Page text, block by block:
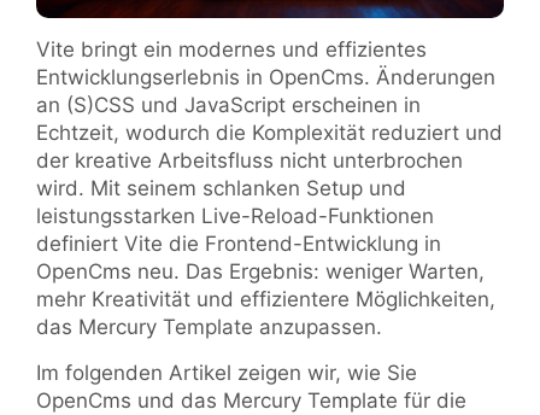
Vite bringt ein modernes und effizientes
Entwicklungserlebnis in OpenCms. Änderungen
an (S)CSS und JavaScript erscheinen in
Echtzeit, wodurch die Komplexität reduziert und
der kreative Arbeitsfluss nicht unterbrochen
wird. Mit seinem schlanken Setup und
leistungsstarken Live-Reload-Funktionen
definiert Vite die Frontend-Entwicklung in
OpenCms neu. Das Ergebnis: weniger Warten,
mehr Kreativität und effizientere Möglichkeiten,
das Mercury Template anzupassen.
Im folgenden Artikel zeigen wir, wie Sie
OpenCms und das Mercury Template für die